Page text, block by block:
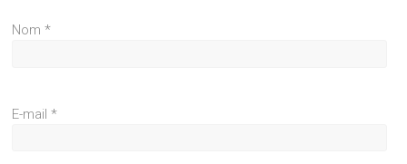
Nom*
E-mail*